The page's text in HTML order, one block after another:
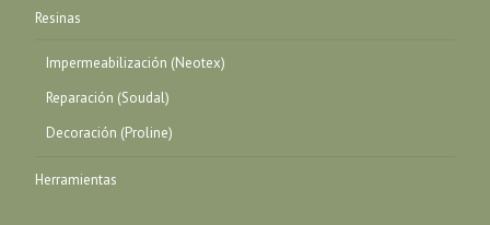
Resinas
Impermeabilización (Neotex)
Reparación (Soudal)
Decoración (Proline)
Herramientas